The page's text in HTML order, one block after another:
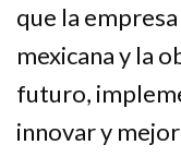
que la
mexicana y la
futuro,
innovar y